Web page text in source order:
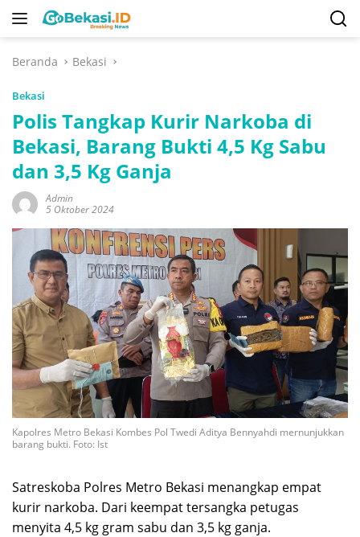
Langsung
Beranda
Bekasi
Bekasi
Polis Tangkap Kurir Narkoba di
Bekasi, Barang Bukti 4,5 Kg Sabu
dan 3,5 Kg Ganja
Admin
5 Oktober 2024
Kapolres Metro Bekasi Kombes Pol Twedi Aditya Bennyahdi mernunjukkan
barang bukti. Foto: Ist
Satreskoba Polres Metro Bekasi menangkap empat
kurir narkoba. Dari keempat tersangka petugas
menyita 4,5 kg gram sabu dan 3,5 kg ganja.